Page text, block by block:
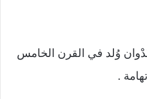
وُلد في القرن الخامس
.